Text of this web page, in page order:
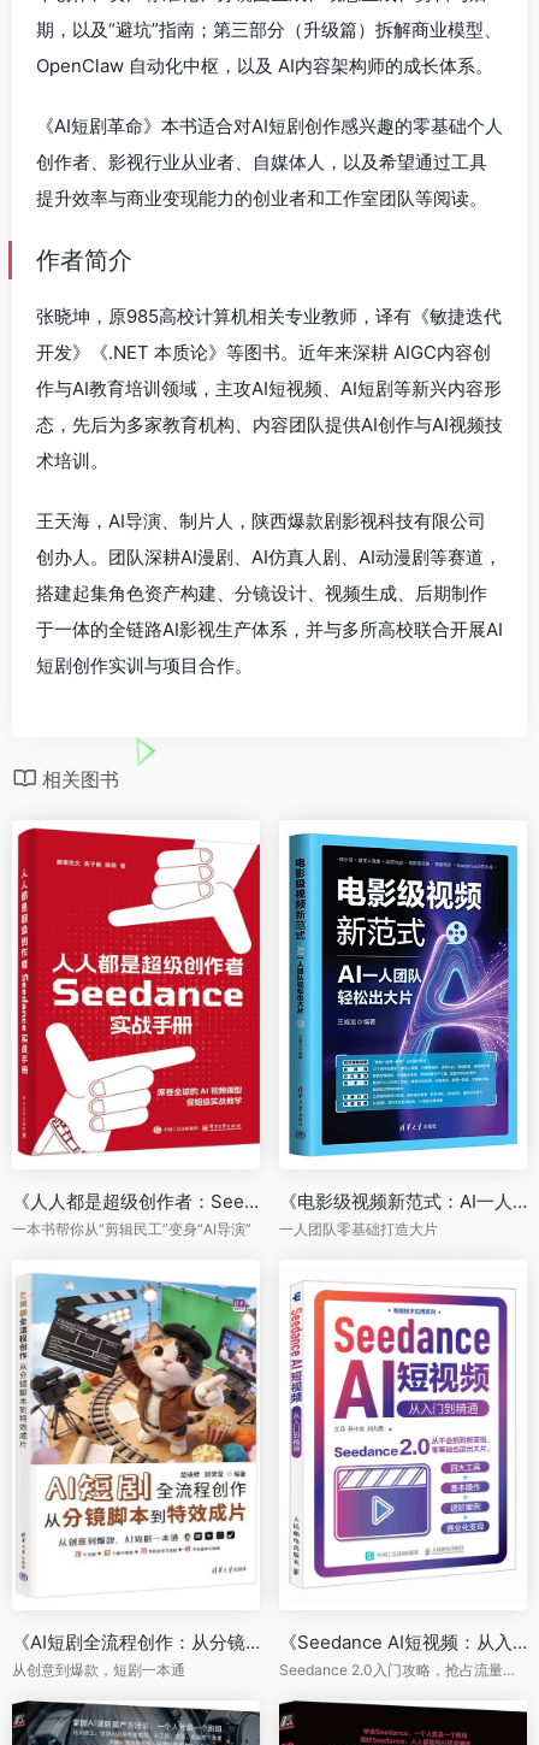
期，以及“避坑”指南；第三部分（升级篇）拆解商业模型、
OpenClaw 自动化中枢，以及 AI内容架构师的成长体系。
《AI短剧革命》本书适合对AI短剧创作感兴趣的零基础个人
创作者、影视行业从业者、自媒体人，以及希望通过工具
提升效率与商业变现能力的创业者和工作室团队等阅读。
作者简介
张晓坤，原985高校计算机相关专业教师，译有《敏捷迭代
开发》《.NET 本质论》等图书。近年来深耕 AIGC内容创
作与AI教育培训领域，主攻AI短视频、AI短剧等新兴内容形
态，先后为多家教育机构、内容团队提供AI创作与AI视频技
术培训。
王天海，AI导演、制片人，陕西爆款剧影视科技有限公司
创办人。团队深耕AI漫剧、AI仿真人剧、AI动漫剧等赛道，
搭建起集角色资产构建、分镜设计、视频生成、后期制作
于一体的全链路AI影视生产体系，并与多所高校联合开展AI
短剧创作实训与项目合作。
相关图书
《人人都是超级创作者：Seedance 实战手册》
一本书帮你从“剪辑民工”变身“AI导演”
《电影级视频新范式：AI一人团队轻松出大片》
一人团队零基础打造大片
《AI短剧全流程创作：从分镜脚本到特效成片》
从创意到爆款，短剧一本通
《Seedance AI短视频：从入门到精通》
Seedance 2.0入门攻略，抢占流量红利快人一步